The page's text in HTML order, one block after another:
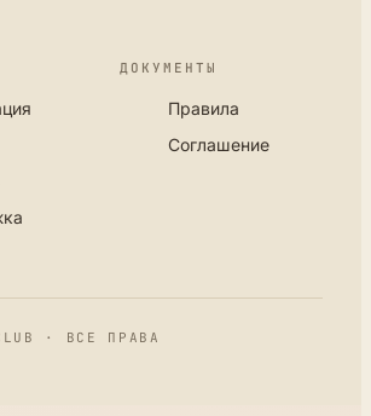
ДОКУМЕНТЫ
Правила
Соглашение
· ВСЕ ПРАВА